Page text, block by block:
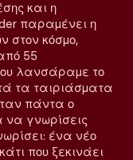
και η
παραμένει η
στον κόσμο,
55
λανσάραμε το
τα ταιριάσματα
πάντα ο
να γνωρίσεις
ένα νέο
που ξεκινάει